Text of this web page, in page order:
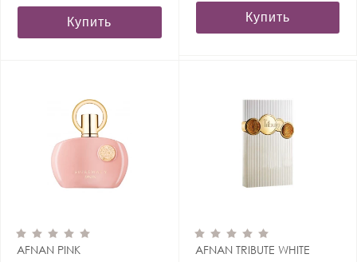
Купить Купить
AFNAN PINK
AFNAN TRIBUTE WHITE